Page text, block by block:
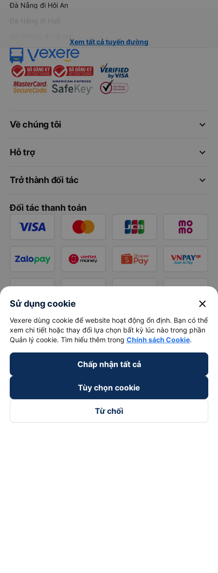
Đà Nẵng đi Hội An
Đà Nẵng đi Huế
Xem tất cả tuyến đường
keyboard_arrow_down
Về chúng tôi
keyboard_arrow_down
Hỗ trợ
keyboard_arrow_down
Trở thành đối tác
Đối tác thanh toán
Sử dụng cookie close
Vexere dùng cookie để website hoạt động ổn định. Bạn có thể
xem chi tiết hoặc thay đổi lựa chọn bất kỳ lúc nào trong phần
Quản lý cookie. Tìm hiểu thêm trong Chính sách Cookie.
Chấp nhận tất cả
Tùy chọn cookie
Từ chối